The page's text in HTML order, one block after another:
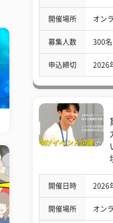
開催場所 オン
募集人数 300名
申込締切 2026
開催日時 2026
開催場所 オン